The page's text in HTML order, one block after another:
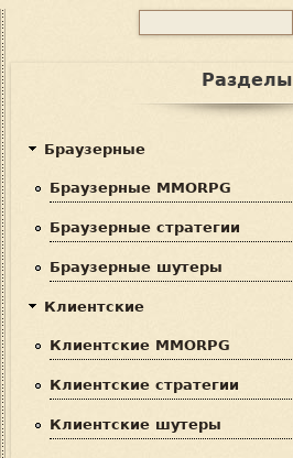
Разделы
Браузерные
Браузерные MMORPG
Браузерные стратегии
Браузерные шутеры
Клиентские
Клиентские MMORPG
Клиентские стратегии
Клиентские шутеры